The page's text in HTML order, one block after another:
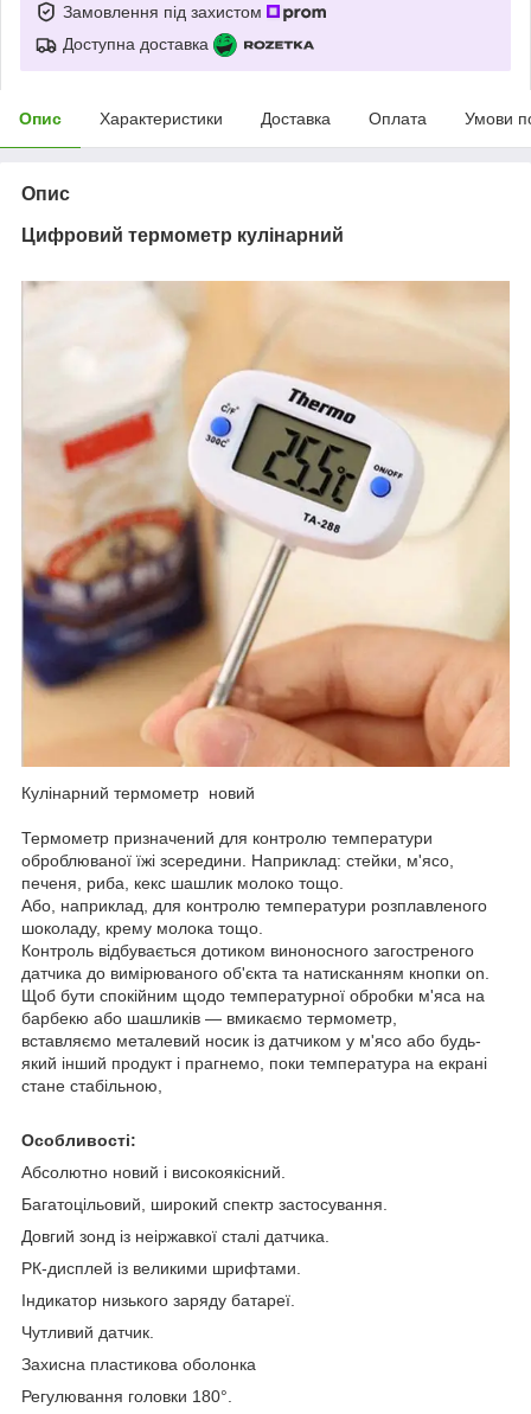
Замовлення під захистом
Доступна доставка
Опис Характеристики Доставка Оплата Умови
Опис
Цифровий термометр кулінарний
Кулінарний термометр новий
Термометр призначений для контролю температури
оброблюваної їжі зсередини. Наприклад: стейки, м'ясо,
печеня, риба, кекс шашлик молоко тощо.
Або, наприклад, для контролю температури розплавленого
шоколаду, крему молока тощо.
Контроль відбувається дотиком виноносного загостреного
датчика до вимірюваного об'єкта та натисканням кнопки on.
Щоб бути спокійним щодо температурної обробки м'яса на
барбекю або шашликів — вмикаємо термометр,
вставляємо металевий носик із датчиком у м'ясо або будь-
який інший продукт і прагнемо, поки температура на екрані
стане стабільною,
Особливості:
Абсолютно новий і високоякісний.
Багатоцільовий, широкий спектр застосування.
Довгий зонд із неіржавкої сталі датчика.
РК-дисплей із великими шрифтами.
Індикатор низького заряду батареї.
Чутливий датчик.
Захисна пластикова оболонка
Регулювання головки 180°.